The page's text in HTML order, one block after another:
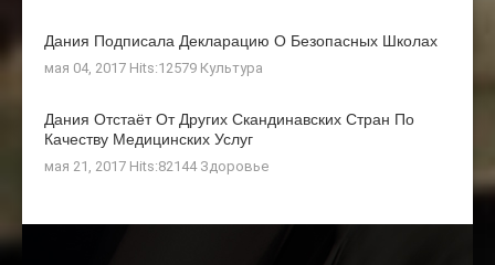
Дания Подписала Декларацию О Безопасных Школах
мая 04, 2017 Hits:12579 Культура
Дания Отстаёт От Других Скандинавских Стран По
Качеству Медицинских Услуг
мая 21, 2017 Hits:82144 Здоровье